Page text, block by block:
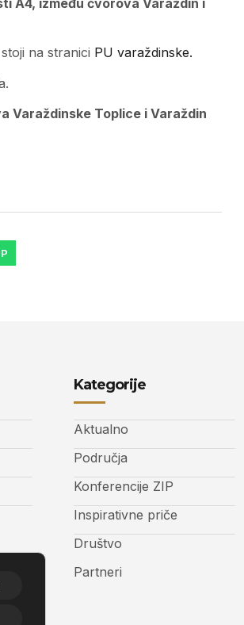
A4, između čvorova Varaždin i
na stranici PU varaždinske.
Varaždinske Toplice i Varaždin
Kategorije
Aktualno
Područja
Konferencije ZIP
Inspirativne priče
Društvo
Partneri